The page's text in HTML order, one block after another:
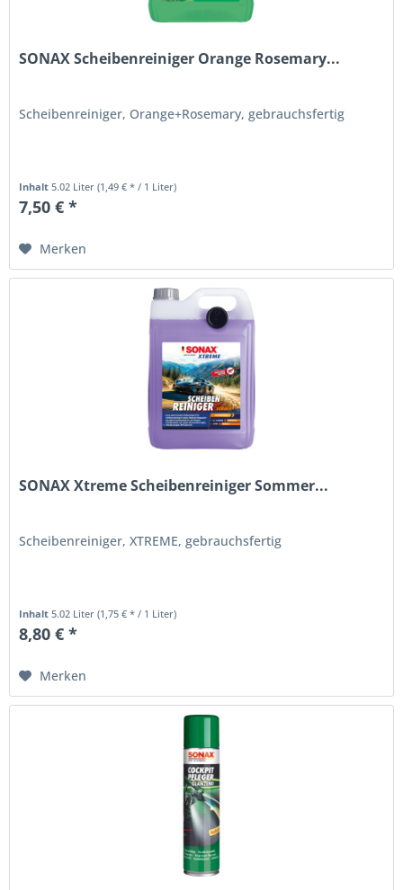
SONAX Scheibenreiniger Orange Rosemary...
Scheibenreiniger, Orange+Rosemary, gebrauchsfertig
Inhalt5.02 Liter(1,49 € * / 1 Liter)
7,50 € *
Merken
SONAX Xtreme Scheibenreiniger Sommer...
Scheibenreiniger, XTREME, gebrauchsfertig
Inhalt 5.02 Liter(1,75 € * / 1 Liter)
8,80 € *
Merken